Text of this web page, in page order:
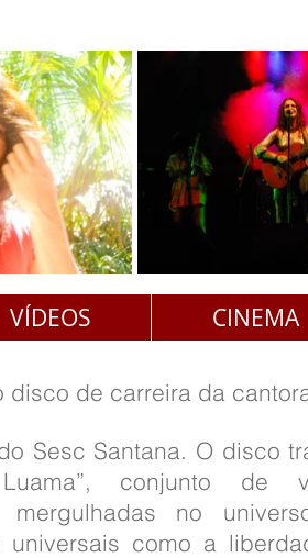
VÍDEOS CINEMA
disco de carreira da
Sesc Santana. O disco
conjunto de
no
como a